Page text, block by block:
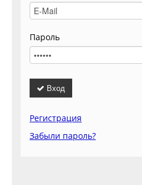
Пароль
Вход
Регистрация
Забыли пароль?